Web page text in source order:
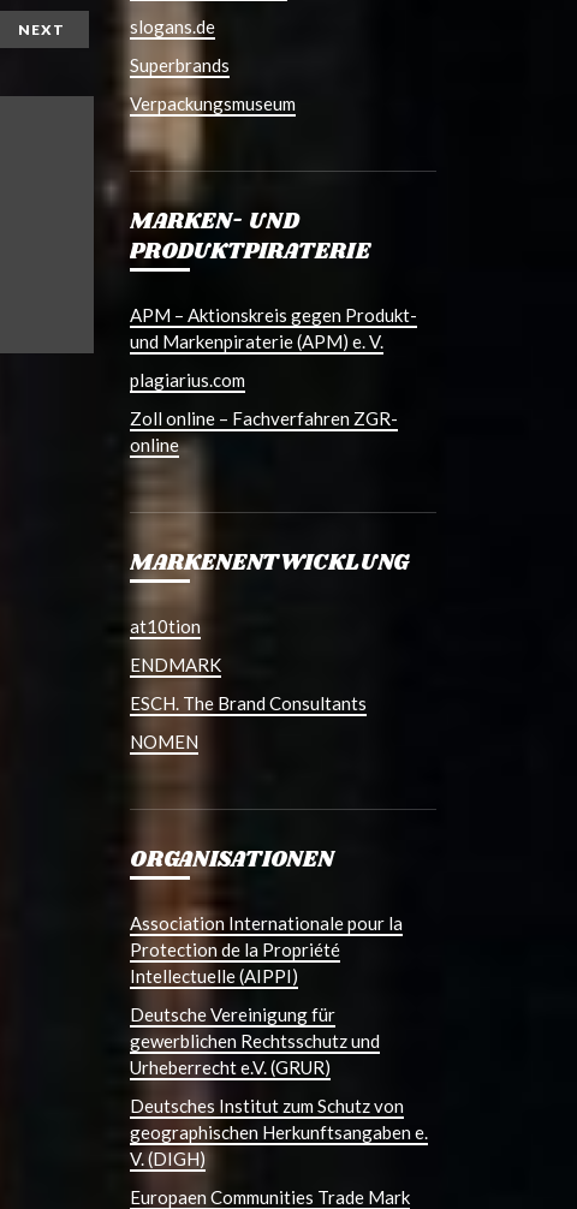
NEXT
slogans.de
Superbrands
Verpackungsmuseum
MARKEN- UND
PRODUKTPIRATERIE
APM – Aktionskreis gegen Produkt-
und Markenpiraterie (APM) e. V.
plagiarius.com
Zoll online – Fachverfahren ZGR-
online
MARKENENTWICKLUNG
at10tion
ENDMARK
ESCH. The Brand Consultants
NOMEN
ORGANISATIONEN
Association Internationale pour la
Protection de la Propriété
Intellectuelle (AIPPI)
Deutsche Vereinigung für
gewerblichen Rechtsschutz und
Urheberrecht e.V. (GRUR)
Deutsches Institut zum Schutz von
geographischen Herkunftsangaben e.
V. (DIGH)
Europaen Communities Trade Mark